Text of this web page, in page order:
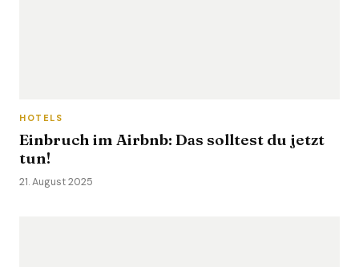
HOTELS
Einbruch im Airbnb: Das solltest du jetzt
tun!
21. August 2025